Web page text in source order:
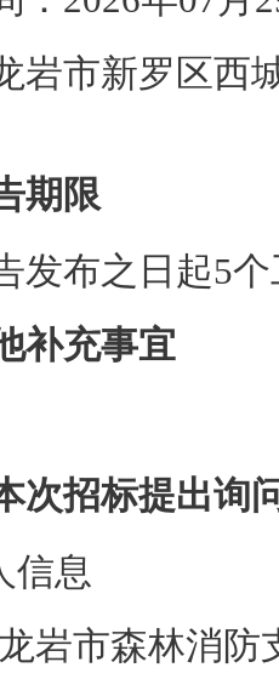
岩市新罗区西
期限
发布之日起5
补充事宜
次招标提出询
信息
龙岩市森